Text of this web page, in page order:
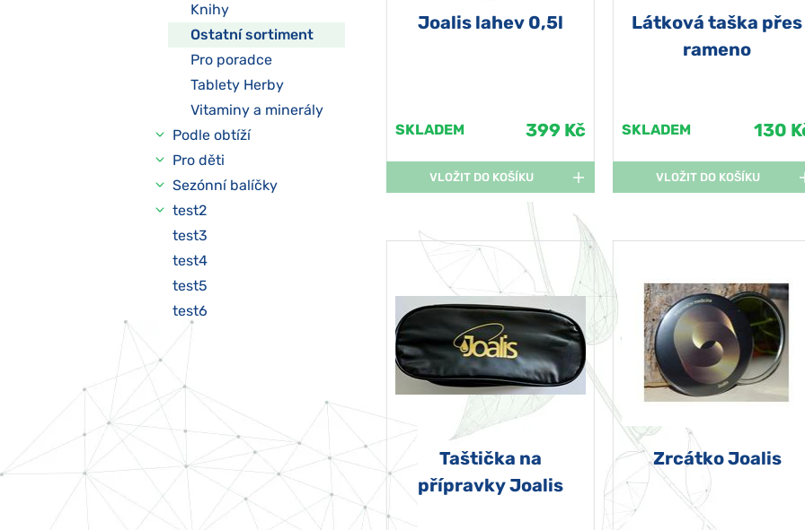
Knihy
Ostatní sortiment
Pro poradce
Tablety Herby
Vitaminy a minerály
Podle obtíží
Pro děti
Sezónní balíčky
test2
test3
test4
test5
test6
Joalis lahev 0,5l
SKLADEM 399 Kč
VLOŽIT DO KOŠÍKU
Látková taška přes
rameno
SKLADEM 130
VLOŽIT DO KOŠÍKU
Taštička na
přípravky Joalis
Zrcátko Joalis